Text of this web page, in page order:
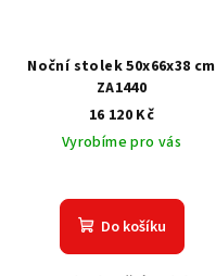
Noční stolek 50x66x38 cm
ZA1440
16 120 Kč
Vyrobíme pro vás
Do košíku